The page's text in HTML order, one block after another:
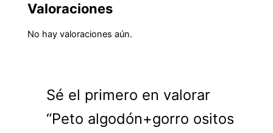
Valoraciones
No hay valoraciones aún.
Sé el primero en valorar
“Peto algodón+gorro ositos